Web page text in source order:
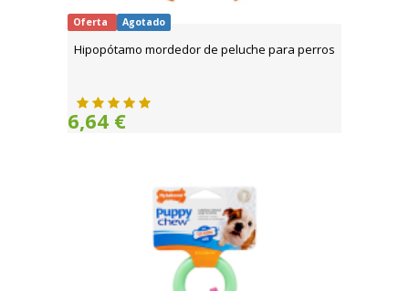
Oferta Agotado
Hipopótamo mordedor de peluche para perros
6,64 €